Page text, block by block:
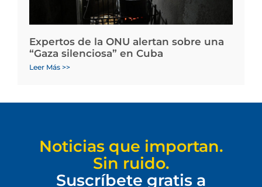
Expertos de la ONU alertan sobre una
“Gaza silenciosa” en Cuba
Leer Más >>
Noticias que importan.
Sin ruido.
Suscríbete gratis a